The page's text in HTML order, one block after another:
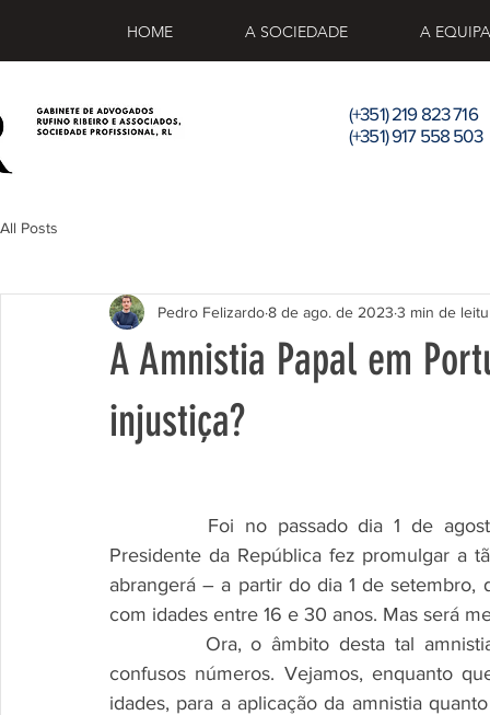
HOME A SOCIEDADE A EQUIPA
(+351) 219 823 716
(+351) 917 558 503
All Posts
A Amnistia Papal em
injustiça?
Pedro Felizardo8 de ago. de 2023 3 min de
Presidente da República fez promulgar a
abrangerá – a partir do dia 1 de
com idades entre 16 e 30 anos. Mas será
confusos números. Vejamos, enquanto
idades, para a aplicação da amnistia